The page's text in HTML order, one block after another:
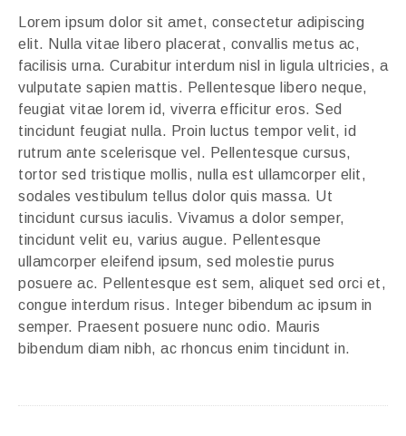
Lorem ipsum dolor sit amet, consectetur adipiscing
elit. Nulla vitae libero placerat, convallis metus ac,
facilisis urna. Curabitur interdum nisl in ligula ultricies, a
vulputate sapien mattis. Pellentesque libero neque,
feugiat vitae lorem id, viverra efficitur eros. Sed
tincidunt feugiat nulla. Proin luctus tempor velit, id
rutrum ante scelerisque vel. Pellentesque cursus,
tortor sed tristique mollis, nulla est ullamcorper elit,
sodales vestibulum tellus dolor quis massa. Ut
tincidunt cursus iaculis. Vivamus a dolor semper,
tincidunt velit eu, varius augue. Pellentesque
ullamcorper eleifend ipsum, sed molestie purus
posuere ac. Pellentesque est sem, aliquet sed orci et,
congue interdum risus. Integer bibendum ac ipsum in
semper. Praesent posuere nunc odio. Mauris
bibendum diam nibh, ac rhoncus enim tincidunt in.